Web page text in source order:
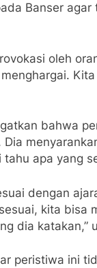
Banser
oleh
bahwa
tahu apa yang
dengan
kita bisa
dia katakan,”
peristiwa ini